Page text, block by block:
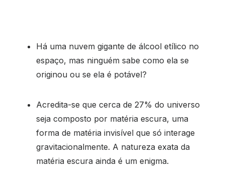
Há uma nuvem gigante de álcool etílico no
espaço, mas ninguém sabe como ela se
originou ou se ela é potável?
Acredita-se que cerca de 27% do universo
seja composto por matéria escura, uma
forma de matéria invisível que só interage
gravitacionalmente. A natureza exata da
matéria escura ainda é um enigma.